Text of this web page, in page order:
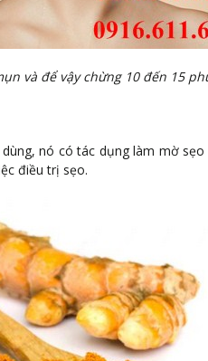
và để vậy chừng 10 đến 15
nó có tác dụng làm mờ
điều trị sẹo.